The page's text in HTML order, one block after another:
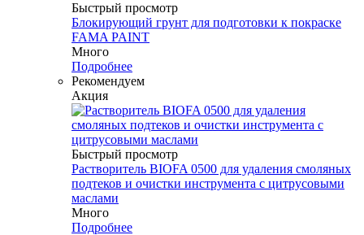
Быстрый просмотр
Блокирующий грунт для подготовки к покраске
FAMA PAINT
Много
Подробнее
Рекомендуем
Акция
Быстрый просмотр
Растворитель BIOFA 0500 для удаления смоляных
подтеков и очистки инструмента с цитрусовыми
маслами
Много
Подробнее